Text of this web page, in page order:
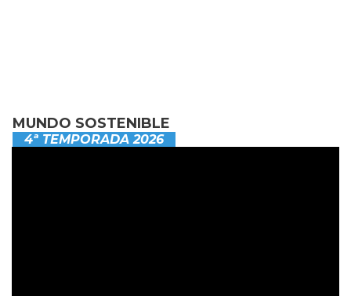
MUNDO SOSTENIBLE
4ª TEMPORADA 2026